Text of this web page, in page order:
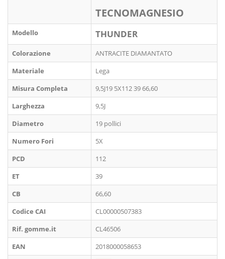
TECNOMAGNESIO
Modello THUNDER
Colorazione
ANTRACITE DIAMANTATO
Materiale
Lega
Misura Completa
9,5J19 5X112 39 66,60
Larghezza
9,5J
Diametro
19 pollici
Numero Fori
5X
PCD
112
ET
39
CB
66,60
Codice CAI
CL00000507383
Rif. gomme.it
CL46506
EAN
2018000058653